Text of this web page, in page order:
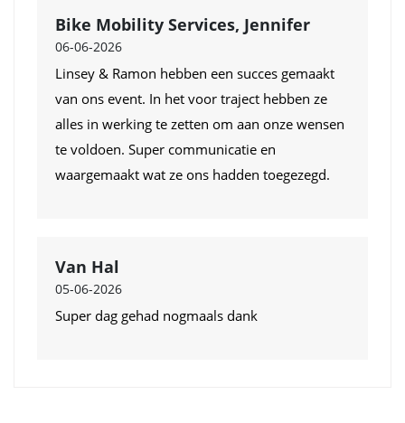
Bike Mobility Services, Jennifer
06-06-2026
Linsey & Ramon hebben een succes gemaakt
van ons event. In het voor traject hebben ze
alles in werking te zetten om aan onze wensen
te voldoen. Super communicatie en
waargemaakt wat ze ons hadden toegezegd.
Van Hal
05-06-2026
Super dag gehad nogmaals dank